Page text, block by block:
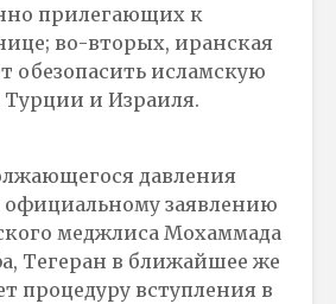
прилегающих к
во-вторых, иранская
обезопасить исламскую
Турции и Израиля.
давления
официальному заявлению
меджлиса Мохаммада
Тегеран в ближайшее же
процедуру вступления в